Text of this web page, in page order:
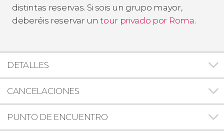
distintas reservas. Si sois un grupo mayor,
deberéis reservar untour privado por Roma.
DETALLES
CANCELACIONES
PUNTO DE ENCUENTRO